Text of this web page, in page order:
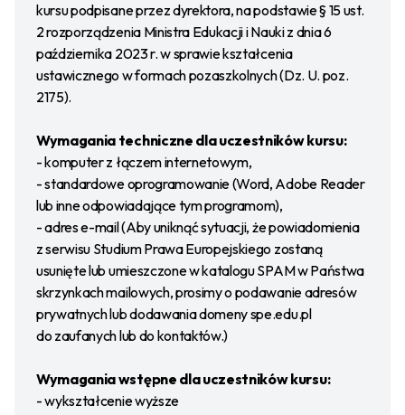
kursu podpisane przez dyrektora, na podstawie § 15 ust.
2 rozporządzenia Ministra Edukacji i Nauki z dnia 6
października 2023 r. w sprawie kształcenia
ustawicznego w formach pozaszkolnych (Dz. U. poz.
2175).
Wymagania techniczne dla uczestników kursu:
- komputer z łączem internetowym,
- standardowe oprogramowanie (Word, Adobe Reader
lub inne odpowiadające tym programom),
- adres e-mail (Aby uniknąć sytuacji, że powiadomienia
z serwisu Studium Prawa Europejskiego zostaną
usunięte lub umieszczone w katalogu SPAM w Państwa
skrzynkach mailowych, prosimy o podawanie adresów
prywatnych lub dodawania domeny spe.edu.pl
do zaufanych lub do kontaktów.)
Wymagania wstępne dla uczestników kursu:
- wykształcenie wyższe